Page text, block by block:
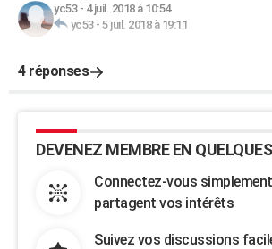
yc53- 4 juil. 2018 à 10:54
yc53- 5 juil. 2018 à 19:11
4 réponses
DEVENEZ MEMBRE EN
Connectez-vous
partagent vos intérêts
Suivez vos discussions